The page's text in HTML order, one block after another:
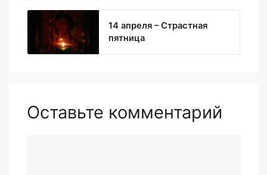
14 апреля – Страстная
пятница
Оставьте комментарий